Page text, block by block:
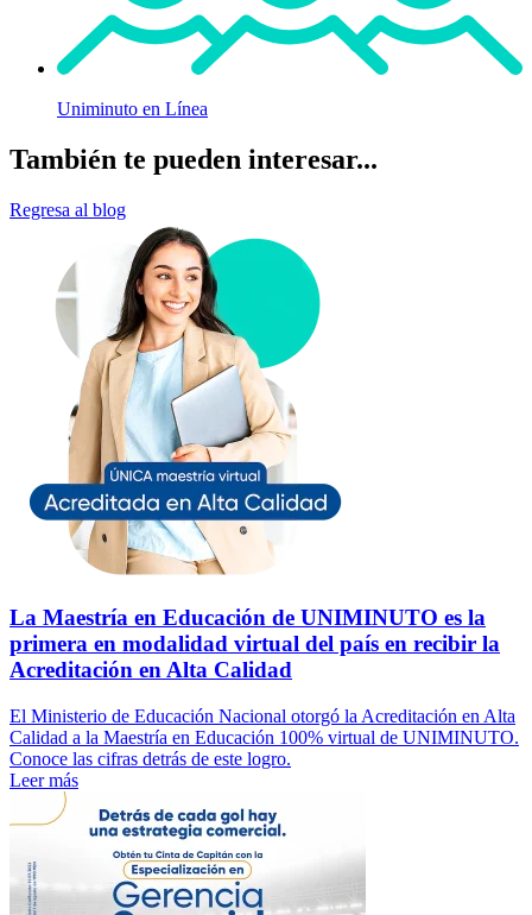
Uniminuto en Línea
También te pueden interesar...
Regresa al blog
La Maestría en Educación de UNIMINUTO es la
primera en modalidad virtual del país en recibir la
Acreditación en Alta Calidad
El Ministerio de Educación Nacional otorgó la Acreditación en Alta
Calidad a la Maestría en Educación 100% virtual de UNIMINUTO.
Conoce las cifras detrás de este logro.
Leer más